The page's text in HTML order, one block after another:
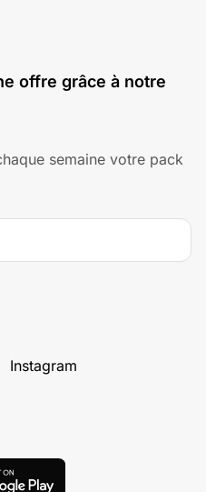
offre grâce à notre
semaine votre pack
Instagram